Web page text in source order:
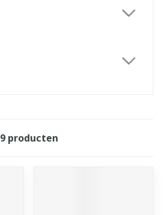
9producten